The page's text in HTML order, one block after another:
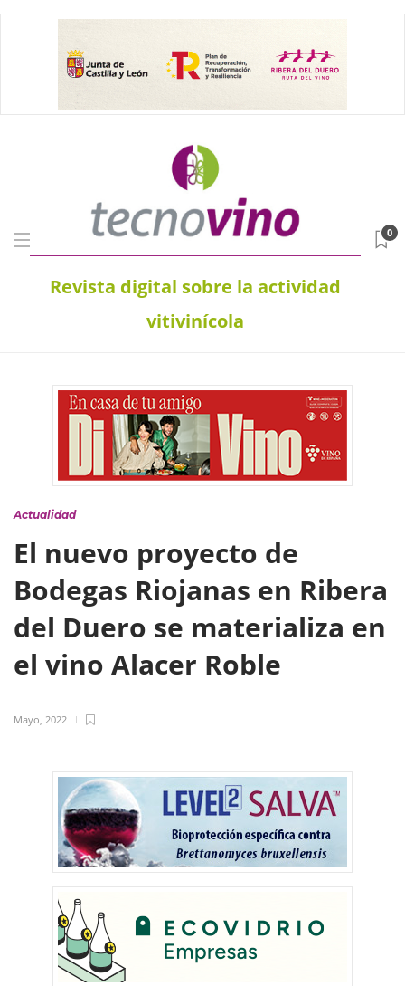
Revista digital sobre la actividad
vitivinícola
0
Actualidad
El nuevo proyecto de
Bodegas Riojanas en Ribera
del Duero se materializa en
el vino Alacer Roble
Mayo, 2022